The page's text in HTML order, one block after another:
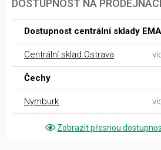
DOSTUPNOST NA
Dostupnost centrální sklady
Centrální sklad Ostrava
Čechy
Nymburk
Zobrazit přesnou